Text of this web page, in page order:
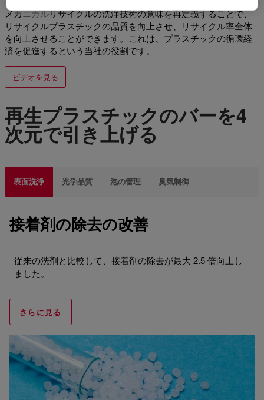
メカニカルリサイクルの洗浄技術の意味を再定義することで、
リサイクルプラスチックの品質を向上させ、リサイクル率全体
を向上させることができます。これは、プラスチックの循環経
済を促進するという当社の役割です。
ビデオを見る
再生プラスチックのバーを4
次元で引き上げる
表面洗浄 光学品質 泡の管理 臭気制御
接着剤の除去の改善
従来の洗剤と比較して、接着剤の除去が最大 2.5 倍向上し
ました。
さらに見る